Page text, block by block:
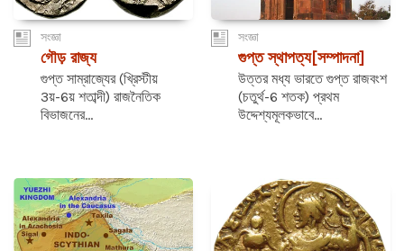
সংজ্ঞা
গৌড় রাজ্য
গুপ্ত সাম্রাজ্যের (খ্রিস্টীয়
3য়-6য় শতাব্দী) রাজনৈতিক
বিভাজনের...
সংজ্ঞা
গুপ্ত স্থাপত্য[সম্পাদনা]
উত্তর মধ্য ভারতে গুপ্ত রাজবংশ
(চতুর্থ-6 শতক) প্রথম
উদ্দেশ্যমূলকভাবে...